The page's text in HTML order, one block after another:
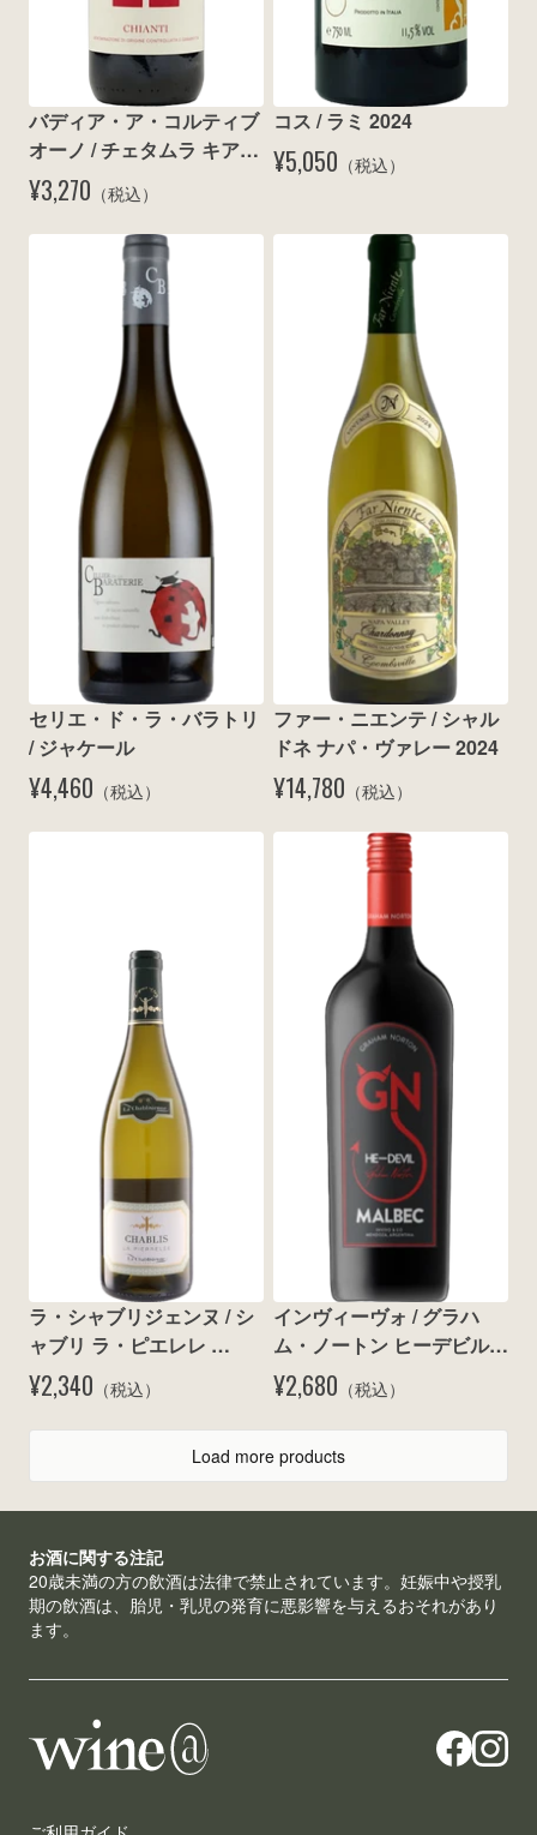
バディア・ア・コルティブ
オーノ / チェタムラ キアン
ティ 2023
¥3,270 （税込）
コス / ラミ 2024
¥5,050 （税込）
セリエ・ド・ラ・バラトリ
/ ジャケール
¥4,460 （税込）
ファー・ニエンテ / シャル
ドネ ナパ・ヴァレー 2024
¥14,780 （税込）
ラ・シャブリジェンヌ / シ
ャブリ ラ・ピエレレ
375ml 2023
¥2,340 （税込）
インヴィーヴォ / グラハ
ム・ノートン ヒーデビル
マルベック 2024
¥2,680 （税込）
Load more products
お酒に関する注記
20歳未満の方の飲酒は法律で禁止されています。妊娠中や授乳
期の飲酒は、胎児・乳児の発育に悪影響を与えるおそれがあり
ます。